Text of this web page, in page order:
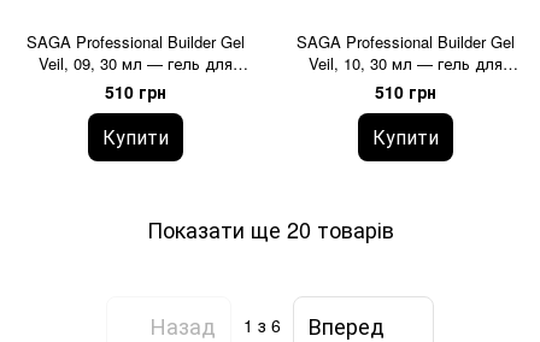
SAGA Professional Builder Gel
Veil, 09, 30 мл — гель для
нарощення
510 грн
Купити
SAGA Professional Builder Gel
Veil, 10, 30 мл — гель для
нарощення
510 грн
Купити
Показати ще 20 товарів
Назад 1 з 6 Вперед